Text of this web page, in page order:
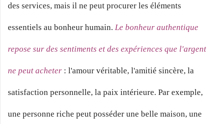
des services, mais il ne peut procurer les éléments
essentiels au bonheur humain. Le bonheur authentique
repose sur des sentiments et des expériences que l'argent
ne peut acheter : l'amour véritable, l'amitié sincère, la
satisfaction personnelle, la paix intérieure. Par exemple,
une personne riche peut posséder une belle maison, une